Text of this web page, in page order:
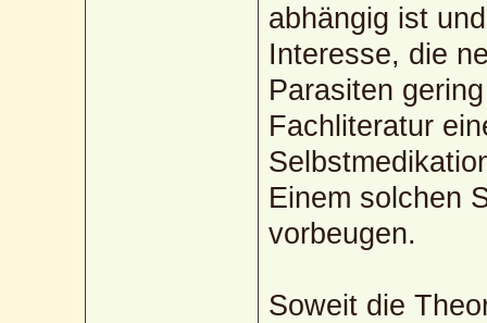
abhängig ist
Interesse, die
Parasiten
Fachliteratur
Einem solchen
vorbeugen.
Soweit die